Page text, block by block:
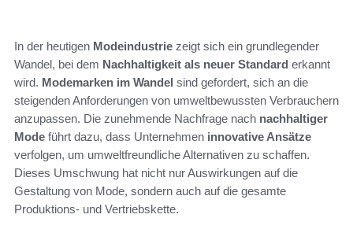
In der heutigen Modeindustrie zeigt sich ein grundlegender
Wandel, bei dem Nachhaltigkeit als neuer Standard erkannt
wird. Modemarken im Wandel sind gefordert, sich an die
steigenden Anforderungen von umweltbewussten Verbrauchern
anzupassen. Die zunehmende Nachfrage nach nachhaltiger
Mode führt dazu, dass Unternehmen innovative Ansätze
verfolgen, um umweltfreundliche Alternativen zu schaffen.
Dieses Umschwung hat nicht nur Auswirkungen auf die
Gestaltung von Mode, sondern auch auf die gesamte
Produktions- und Vertriebskette.